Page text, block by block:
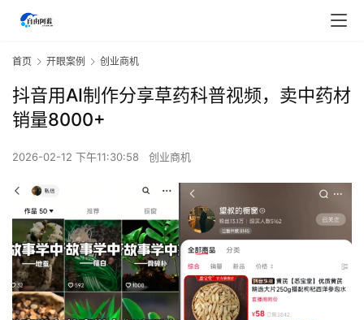
首页 开眼案例 创业商机
抖音用AI制作分享草药科普视频，卖中药材
销量8000+
2026-02-12 下午11:30:58 创业商机